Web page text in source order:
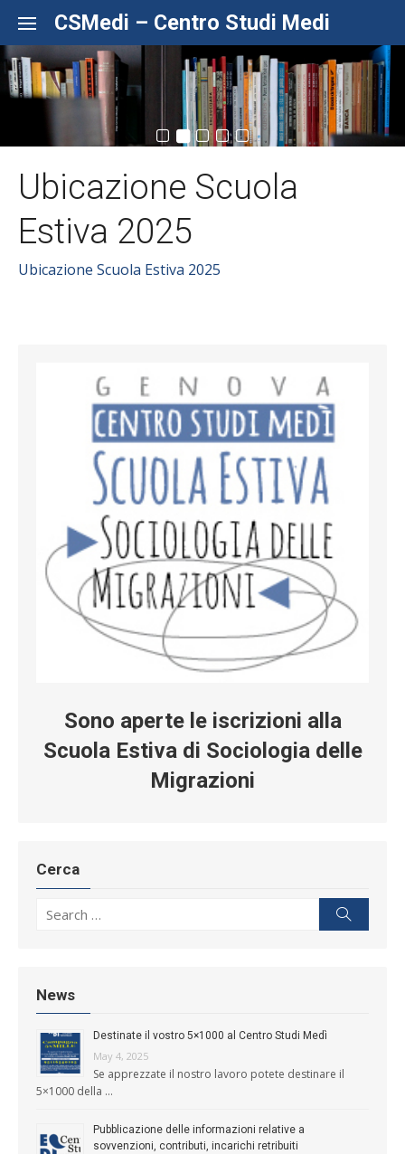
CSMedi – Centro Studi Medi
Ubicazione Scuola
Estiva 2025
Ubicazione Scuola Estiva 2025
Sono aperte le iscrizioni alla
Scuola Estiva di Sociologia delle
Migrazioni
Cerca
News
Destinate il vostro 5×1000 al Centro Studi Medì
May 4, 2025
Se apprezzate il nostro lavoro potete destinare il
5×1000 della …
Pubblicazione delle informazioni relative a
sovvenzioni, contributi, incarichi retribuiti